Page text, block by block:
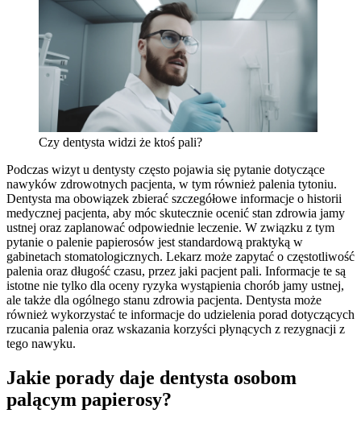
Czy dentysta widzi że ktoś pali?
Podczas wizyt u dentysty często pojawia się pytanie dotyczące
nawyków zdrowotnych pacjenta, w tym również palenia tytoniu.
Dentysta ma obowiązek zbierać szczegółowe informacje o historii
medycznej pacjenta, aby móc skutecznie ocenić stan zdrowia jamy
ustnej oraz zaplanować odpowiednie leczenie. W związku z tym
pytanie o palenie papierosów jest standardową praktyką w
gabinetach stomatologicznych. Lekarz może zapytać o częstotliwość
palenia oraz długość czasu, przez jaki pacjent pali. Informacje te są
istotne nie tylko dla oceny ryzyka wystąpienia chorób jamy ustnej,
ale także dla ogólnego stanu zdrowia pacjenta. Dentysta może
również wykorzystać te informacje do udzielenia porad dotyczących
rzucania palenia oraz wskazania korzyści płynących z rezygnacji z
tego nawyku.
Jakie porady daje dentysta osobom
palącym papierosy?